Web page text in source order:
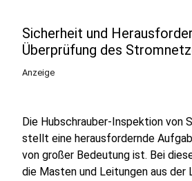
Sicherheit und
Überprüfung des
Anzeige
Die Hubschrauber-Inspektion von
stellt eine herausfordernde
von großer Bedeutung ist. Bei
die Masten und Leitungen aus